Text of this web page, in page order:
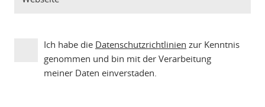
Ich habe die Datenschutzrichtlinien zur Kenntnis
genommen und bin mit der Verarbeitung
meiner Daten einverstaden.